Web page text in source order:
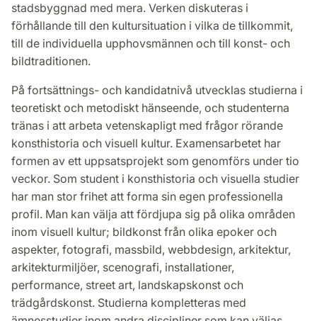
stadsbyggnad med mera. Verken diskuteras i
förhållande till den kultursituation i vilka de tillkommit,
till de individuella upphovsmännen och till konst- och
bildtraditionen.
På fortsättnings- och kandidatnivå utvecklas studierna i
teoretiskt och metodiskt hänseende, och studenterna
tränas i att arbeta vetenskapligt med frågor rörande
konsthistoria och visuell kultur. Examensarbetet har
formen av ett uppsatsprojekt som genomförs under tio
veckor. Som student i konsthistoria och visuella studier
har man stor frihet att forma sin egen professionella
profil. Man kan välja att fördjupa sig på olika områden
inom visuell kultur; bildkonst från olika epoker och
aspekter, fotografi, massbild, webbdesign, arkitektur,
arkitekturmiljöer, scenografi, installationer,
performance, street art, landskapskonst och
trädgårdskonst. Studierna kompletteras med